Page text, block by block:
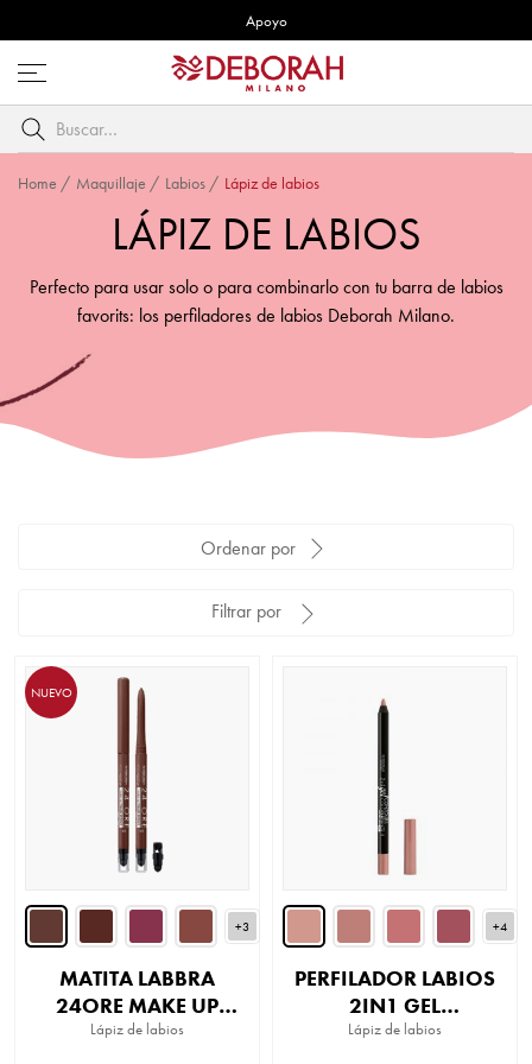
Apoyo
Abre
menú
Buscar
por
palabra
Home / Maquillaje / Labios/ Lápiz de labios
LÁPIZ DE LABIOS
Perfecto para usar solo o para combinarlo con tu barra de labios
favorits: los perfiladores de labios Deborah Milano.
Ordenar por
Filtrar por
NUEVO
+3
MATITA LABBRA
24ORE MAKE UP
FILLER EFFECT
Lápiz de labios
+4
PERFILADOR LABIOS
2IN1 GEL
CONTOUR&COLOR
Lápiz de labios